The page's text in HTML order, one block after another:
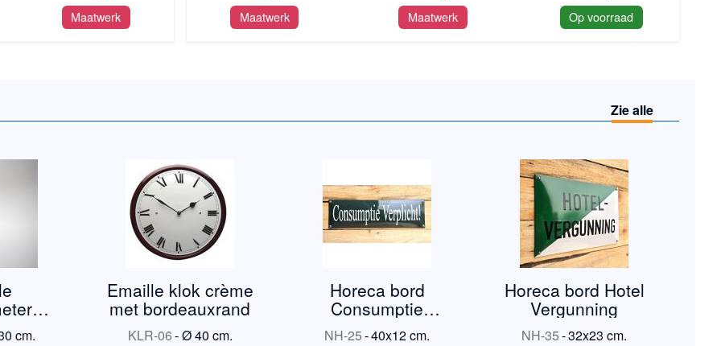
Maatwerk Maatwerk Maatwerk Op voorraad
Zie alle
cm.
Emaille klok crème
met bordeauxrand
KLR-06-Ø 40 cm.
Horeca bord
Consumptie
verplicht
NH-25-40x12 cm.
Horeca bord Hotel
Vergunning
NH-35-32x23 cm.